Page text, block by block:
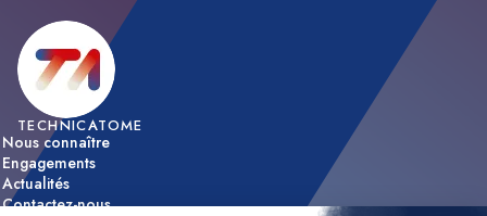
TECHNICATOME
Nous connaître
Engagements
Actualités
Contactez-nous